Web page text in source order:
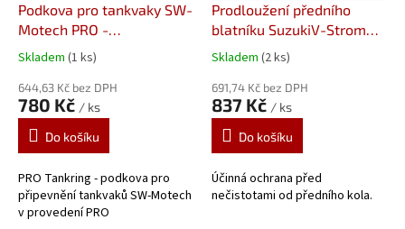
Podkova pro tankvaky SW-
Motech PRO -
TRT.00.787.12500/B
TRT.00.787.12500/B
Skladem (1 ks)
644,63 Kč bez DPH
780 Kč / ks
Do košíku
PRO Tankring - podkova pro
připevnění tankvaků SW-Motech
v provedení PRO
Prodloužení předního
blatníku SuzukiV-Strom
650 /XT (12-) V-Strom
050300
Prodloužení
předního blatníku od
Pyramid Plastics
Skladem (2 ks)
691,74 Kč bez DPH
837 Kč / ks
Do košíku
Účinná ochrana před
nečistotami od předního kola.